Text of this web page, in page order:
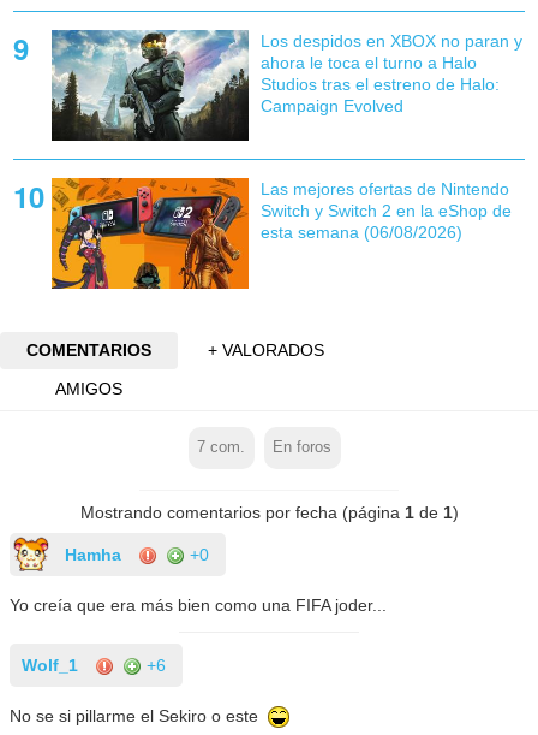
Los despidos en XBOX no paran y
ahora le toca el turno a Halo
Studios tras el estreno de Halo:
Campaign Evolved
Las mejores ofertas de Nintendo
Switch y Switch 2 en la eShop de
esta semana (06/08/2026)
COMENTARIOS
+ VALORADOS
AMIGOS
7 com. En foros
Mostrando comentarios por fecha (página 1de 1)
Hamha +0
Yo creía que era más bien como una FIFA joder...
Wolf_1 +6
No se si pillarme el Sekiro o este